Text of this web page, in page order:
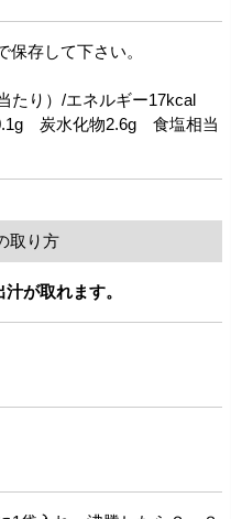
存して下さい。
たり）/エネルギー17kcal
炭水化物2.6g 食塩相当
取り方
が取れます。